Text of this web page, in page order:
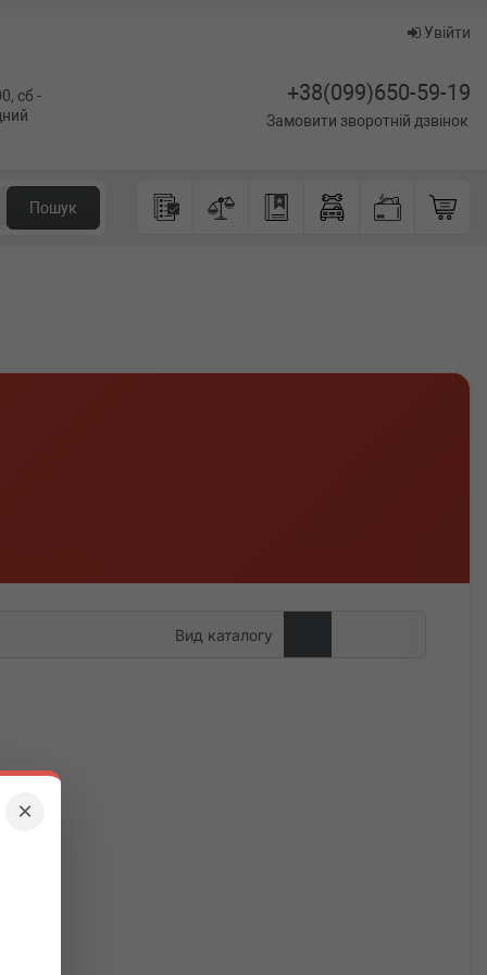
×
Увійти
сб -
+38(099)650-59-19
Замовити зворотній дзвінок
Пошук
Вид каталогу